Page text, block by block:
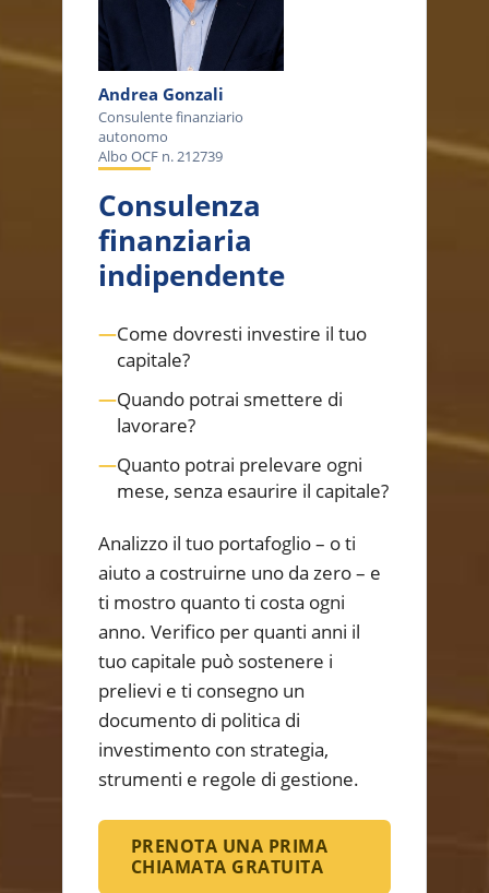
Andrea Gonzali
Consulente finanziario
autonomo
Albo OCF n. 212739
Consulenza
finanziaria
indipendente
—Come dovresti investire il tuo
capitale?
—Quando potrai smettere di
lavorare?
—Quanto potrai prelevare ogni
mese, senza esaurire il capitale?
Analizzo il tuo portafoglio – o ti
aiuto a costruirne uno da zero – e
ti mostro quanto ti costa ogni
anno. Verifico per quanti anni il
tuo capitale può sostenere i
prelievi e ti consegno un
documento di politica di
investimento con strategia,
strumenti e regole di gestione.
PRENOTA UNA PRIMA
CHIAMATA GRATUITA